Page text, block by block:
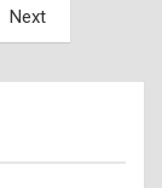
Next